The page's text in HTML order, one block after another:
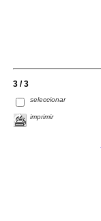
3 / 3
seleccionar
imprimir